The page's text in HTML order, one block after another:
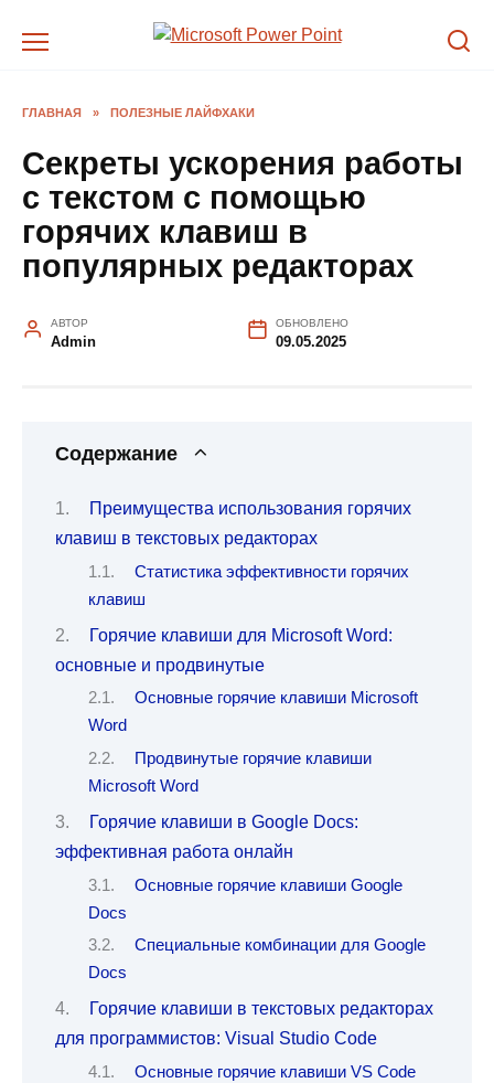
ГЛАВНАЯ » ПОЛЕЗНЫЕ ЛАЙФХАКИ
Секреты ускорения работы
с текстом с помощью
горячих клавиш в
популярных редакторах
АВТОР
Admin
ОБНОВЛЕНО
09.05.2025
Содержание
Преимущества использования горячих
клавиш в текстовых редакторах
Статистика эффективности горячих
клавиш
Горячие клавиши для Microsoft Word:
основные и продвинутые
Основные горячие клавиши Microsoft
Word
Продвинутые горячие клавиши
Microsoft Word
Горячие клавиши в Google Docs:
эффективная работа онлайн
Основные горячие клавиши Google
Docs
Специальные комбинации для Google
Docs
Горячие клавиши в текстовых редакторах
для программистов: Visual Studio Code
Основные горячие клавиши VS Code